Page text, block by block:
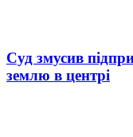
Суд змусив
землю в центрі